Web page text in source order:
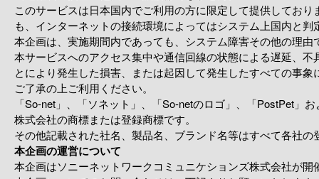
このサービスは日本国内でご利用の方に限定して提供してお
も、インターネットの接続環境によってはシステム上国内と
本企画は、実施期間内であっても、システム障害その他の理
本サービスへのアクセス集中や通信回線の状態による遅延、
とにより発生した損害、または起因して発生したすべての事
ご了承の上ご利用ください。
「So-net」、「ソネット」、「So-netのロゴ」、「PostPet」
株式会社の商標または登録商標です。
その他記載された社名、製品名、ブランド名等はすべて各社の
本企画の運営について
本企画はソニーネットワークコミュニケションズ株式会社が開